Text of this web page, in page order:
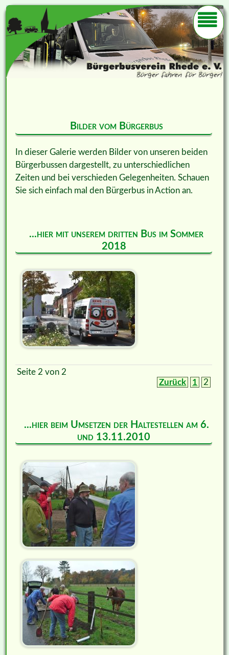
Bilder vom Bürgerbus
In dieser Galerie werden Bilder von unseren beiden
Bürgerbussen dargestellt, zu unterschiedlichen
Zeiten und bei verschieden Gelegenheiten. Schauen
Sie sich einfach mal den Bürgerbus in Action an.
...hier mit unserem dritten Bus im Sommer
2018
Seite 2 von 2
Zurück
1 2
...hier beim Umsetzen der Haltestellen am 6.
und 13.11.2010